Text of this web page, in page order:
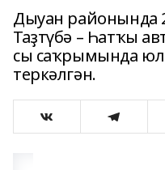
Дыуан районында
Таҙтүбә – Һатҡы
сы саҡрымында
теркәлгән.